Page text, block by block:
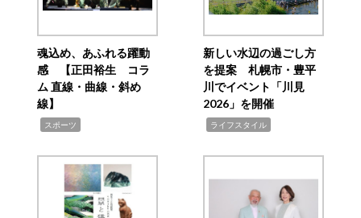
魂込め、あふれる躍動
感 【正田裕生 コラ
ム 直線・曲線・斜め
線】
スポーツ
新しい水辺の過ごし方
を提案 札幌市・豊平
川でイベント「川見
2026」を開催
ライフスタイル